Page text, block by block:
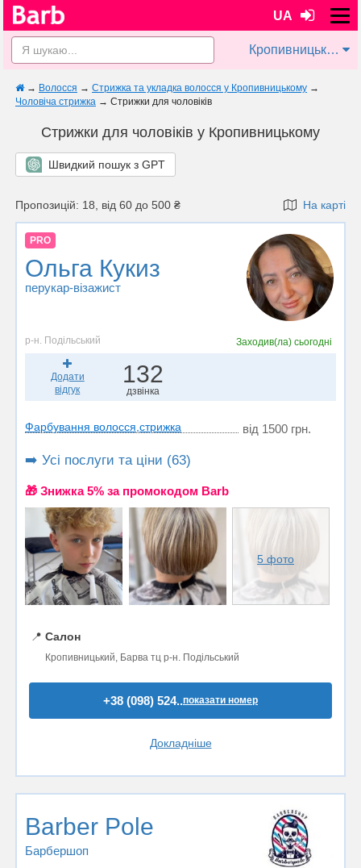
UA
Кропивницький
→ Волосся → Стрижка та укладка волосся у Кропивницькому →
Чоловіча стрижка → Стрижки для чоловіків
Стрижки для чоловіків у Кропивницькому
Швидкий пошук з GPT
Пропозицій: 18, від 60 до 500 ₴ На карті
PRO
Ольга Кукиз
перукар-візажист
р-н. Подільський Заходив(ла)сьогодні
Додати
відгук
132
дзвінка
Фарбування волосся,стрижка від 1500 грн.
➡️ Усі послуги та ціни (63)
🎁 Знижка 5% за промокодом Barb
5 фото
📍 Салон
Кропивницький, Барва тц р-н. Подільський
+38 (098) 524..показати номер
Докладніше
Barber Pole
Барбершоп